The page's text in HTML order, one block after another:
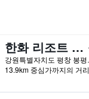
한화 리조트 평창
강원
13.9km 중심가까지의 거리